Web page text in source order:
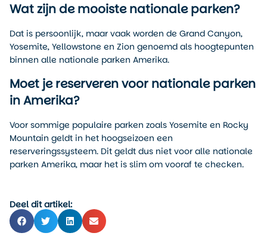
Wat zijn de mooiste nationale parken?
Dat is persoonlijk, maar vaak worden de Grand Canyon,
Yosemite, Yellowstone en Zion genoemd als hoogtepunten
binnen alle nationale parken Amerika.
Moet je reserveren voor nationale parken
in Amerika?
Voor sommige populaire parken zoals Yosemite en Rocky
Mountain geldt in het hoogseizoen een
reserveringssysteem. Dit geldt dus niet voor alle nationale
parken Amerika, maar het is slim om vooraf te checken.
Deel dit artikel: